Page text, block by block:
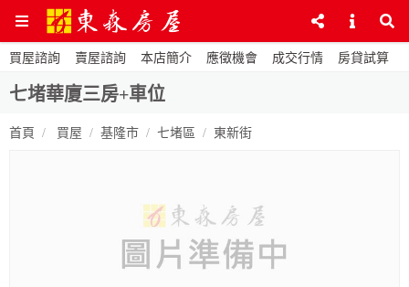
買屋諮詢 賣屋諮詢 本店簡介 應徵機會 成交行情 房貸試算
七堵華廈三房+車位
首頁 買屋 基隆市 七堵區 東新街